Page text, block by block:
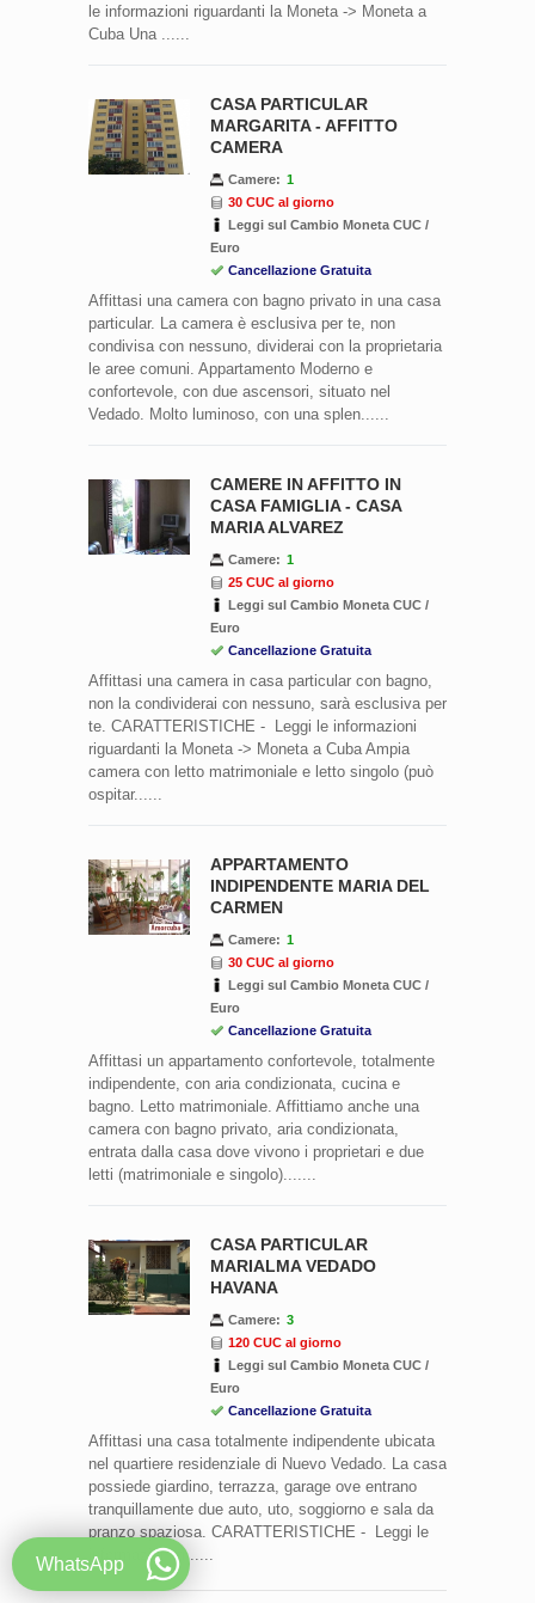
le informazioni riguardanti la Moneta -> Moneta a
Cuba Una ......
CASA PARTICULAR
MARGARITA - AFFITTO
CAMERA
Camere: 1
30 CUC al giorno
Leggi sul Cambio Moneta CUC /
Euro
Cancellazione Gratuita
Affittasi una camera con bagno privato in una casa
particular. La camera è esclusiva per te, non
condivisa con nessuno, dividerai con la proprietaria
le aree comuni. Appartamento Moderno e
confortevole, con due ascensori, situato nel
Vedado. Molto luminoso, con una splen......
CAMERE IN AFFITTO IN
CASA FAMIGLIA - CASA
MARIA ALVAREZ
Camere: 1
25 CUC al giorno
Leggi sul Cambio Moneta CUC /
Euro
Cancellazione Gratuita
Affittasi una camera in casa particular con bagno,
non la condividerai con nessuno, sarà esclusiva per
te. CARATTERISTICHE - Leggi le informazioni
riguardanti la Moneta -> Moneta a Cuba Ampia
camera con letto matrimoniale e letto singolo (può
ospitar......
APPARTAMENTO
INDIPENDENTE MARIA DEL
CARMEN
Camere: 1
30 CUC al giorno
Leggi sul Cambio Moneta CUC /
Euro
Cancellazione Gratuita
Affittasi un appartamento confortevole, totalmente
indipendente, con aria condizionata, cucina e
bagno. Letto matrimoniale. Affittiamo anche una
camera con bagno privato, aria condizionata,
entrata dalla casa dove vivono i proprietari e due
letti (matrimoniale e singolo).......
CASA PARTICULAR
MARIALMA VEDADO
HAVANA
Camere: 3
120 CUC al giorno
Leggi sul Cambio Moneta CUC /
Euro
Cancellazione Gratuita
Affittasi una casa totalmente indipendente ubicata
nel quartiere residenziale di Nuevo Vedado. La casa
possiede giardino, terrazza, garage ove entrano
tranquillamente due auto, uto, soggiorno e sala da
pranzo spaziosa. CARATTERISTICHE - Leggi le
informazioni ri......
WhatsApp